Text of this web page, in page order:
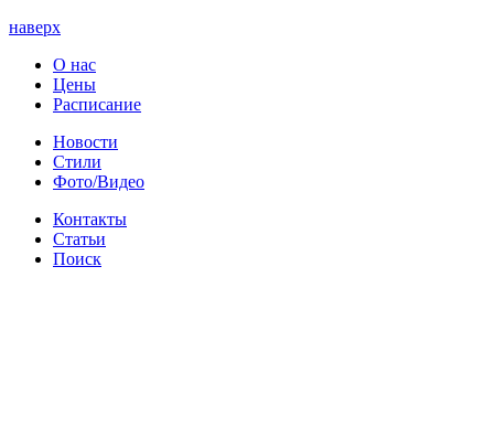
наверх
О нас
Цены
Расписание
Новости
Стили
Фото/Видео
Контакты
Статьи
Поиск